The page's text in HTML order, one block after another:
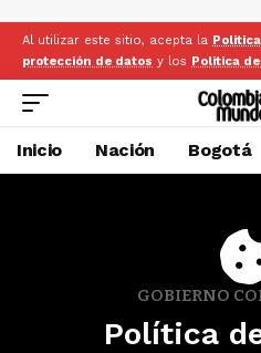
Al utilizar este sitio, acepta la
protección de datos y los Politica
Inicio Nación Bogotá
GOBIERNO
Política